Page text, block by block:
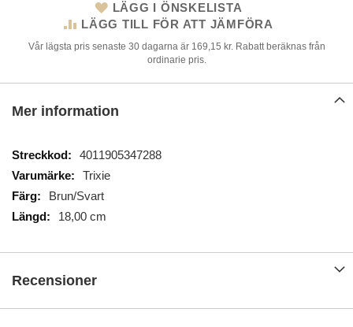
LÄGG I ÖNSKELISTA
LÄGG TILL FÖR ATT JÄMFÖRA
Vår lägsta pris senaste 30 dagarna är 169,15 kr. Rabatt beräknas från
ordinarie pris.
Mer information
Mer
information
4011905347288
Trixie
Brun/Svart
18,00 cm
Recensioner